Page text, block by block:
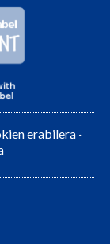
erabilera ·